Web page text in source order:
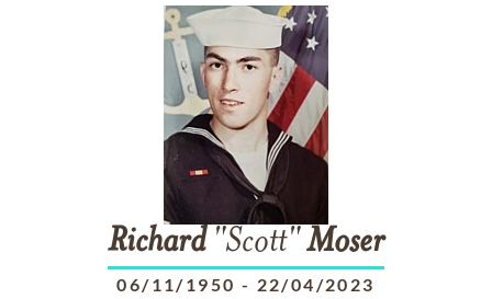
Richard"Scott"Moser
06/11/1950 - 22/04/2023